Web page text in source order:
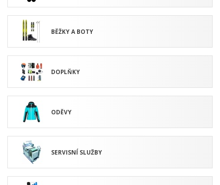
BĚŽKY A BOTY
DOPLŇKY
ODĚVY
SERVISNÍ SLUŽBY